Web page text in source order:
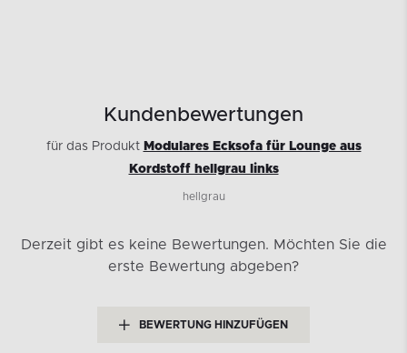
Kundenbewertungen
für das Produkt Modulares Ecksofa für Lounge aus
Kordstoff hellgrau links
hellgrau
Derzeit gibt es keine Bewertungen. Möchten Sie die
erste Bewertung abgeben?
BEWERTUNG HINZUFÜGEN